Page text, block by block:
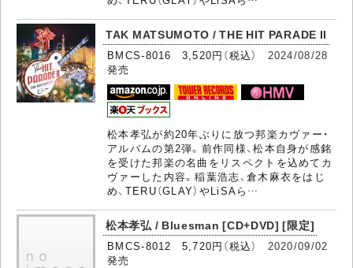
TAK MATSUMOTO / THE HIT PARADE II
BMCS-8016 3,520円（税込） 2024/08/28
発売
松本孝弘が約20年ぶりに放つ邦楽カヴァー・
アルバムの第2弾。前作同様、松本自身が感銘
を受けた邦楽の名曲をリスペクトを込めてカ
ヴァーした内容。稲葉浩志、倉木麻衣をはじ
め、TERU（GLAY）やLiSAら…
松本孝弘 / Bluesman [CD+DVD] [限定]
BMCS-8012 5,720円（税込） 2020/09/02
発売